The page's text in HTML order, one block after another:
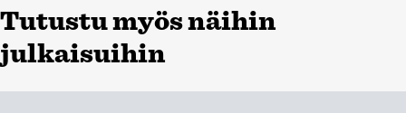
Tutustu myös näihin
julkaisuihin